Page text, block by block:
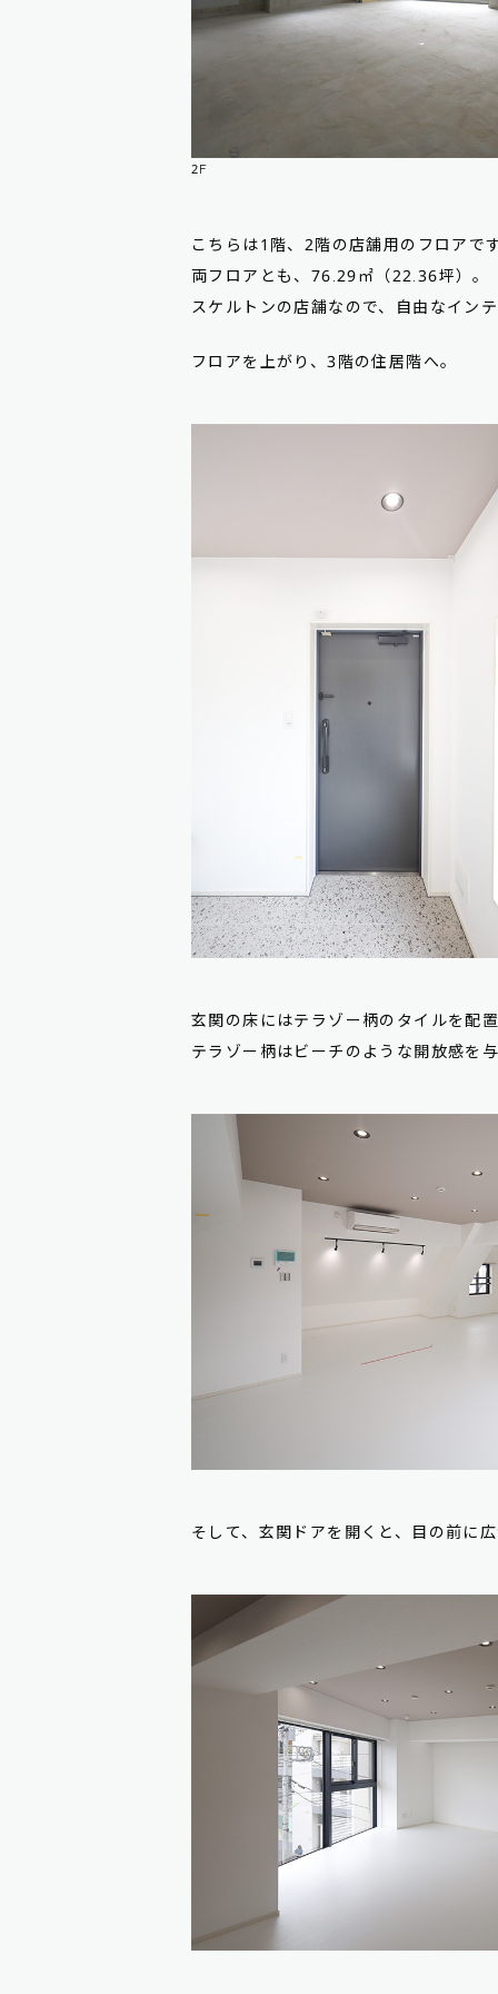
2F
こちらは1階、2階の店舗用のフロアで
両フロアとも、76.29㎡（22.36坪）。
スケルトンの店舗なので、自由なイン
フロアを上がり、3階の住居階へ。
玄関の床にはテラゾー柄のタイルを配
テラゾー柄はビーチのような開放感を
そして、玄関ドアを開くと、目の前に